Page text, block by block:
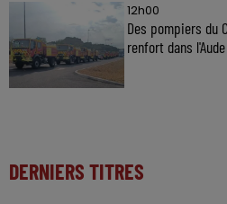
12h00
Des pompiers du
renfort dans l'Aude
DERNIERS TITRES